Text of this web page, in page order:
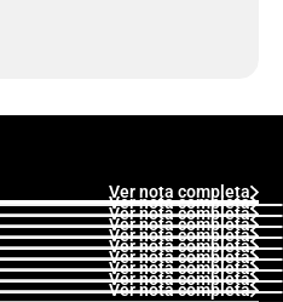
Ver nota completa
Ver nota completa
Ver nota completa
Ver nota completa
Ver nota completa
Ver nota completa
Ver nota completa
Ver nota completa
Ver nota completa
Ver nota completa